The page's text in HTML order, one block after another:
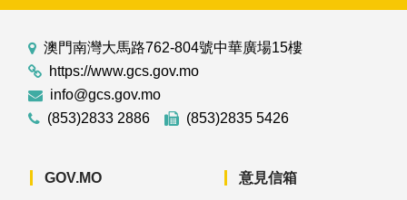
澳門南灣大馬路762-804號中華廣場15樓
https://www.gcs.gov.mo
info@gcs.gov.mo
(853)2833 2886
(853)2835 5426
GOV.MO 意見信箱